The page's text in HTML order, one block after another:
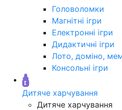
Головоломки
Магнітні ігри
Електронні ігри
Дидактичні ігри
Лото, доміно,
Консольні ігри
Дитяче харчування
Дитяче харчування